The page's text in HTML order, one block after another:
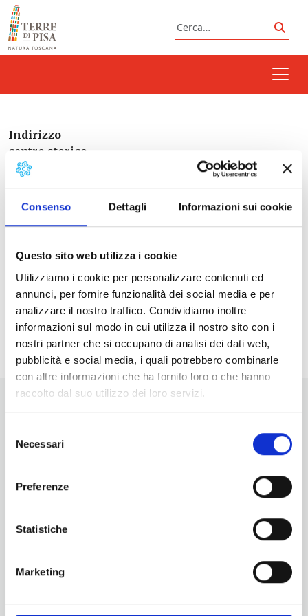
Consenso Dettagli Informazioni sui cookie
Questo sito web utilizza i cookie
Utilizziamo i cookie per personalizzare contenuti ed
annunci, per fornire funzionalità dei social media e per
analizzare il nostro traffico. Condividiamo inoltre
informazioni sul modo in cui utilizza il nostro sito con i
nostri partner che si occupano di analisi dei dati web,
pubblicità e social media, i quali potrebbero combinarle
con altre informazioni che ha fornito loro o che hanno
raccolto dal suo utilizzo dei loro servizi.
delNecessari
Preferenze
Statistiche
Marketing
Vai al contenuto
Cerca
Indirizzo
centro storico
Montescudaio
Prossimi eventi
<li>Non ci sono eventi in questo luogo</li>
Vuoi aggiornamenti su cosa fare e cosa vedere nelle Terre
di Pisa?
Iscriviti alla nostra Newsletter!
Servizio Promozione e Sviluppo delle Imprese
turismo@tno.camcom.it